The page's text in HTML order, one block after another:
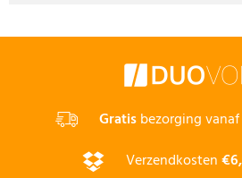
Gratisbezorging vanaf
Verzendkosten